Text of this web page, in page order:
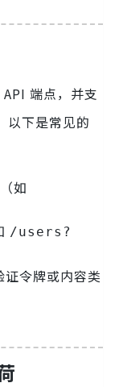
端点，并支
以下是常见的
如
/users?
令牌或内容类